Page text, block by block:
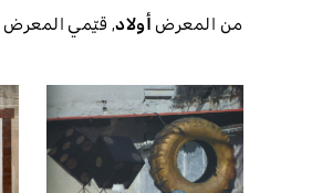
من المعرضأولاد,قيّمي المعرض